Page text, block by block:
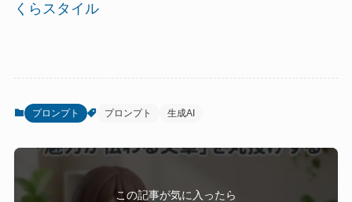
くらスタイル
プロンプト プロンプト 生成AI
この記事が気に入ったら